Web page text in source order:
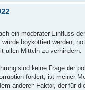
ein moderater Einfluss
boykottiert werden,
allen Mitteln zu verhindern.
sind keine Frage der
fördert, ist meiner
anderen Faktor, der für